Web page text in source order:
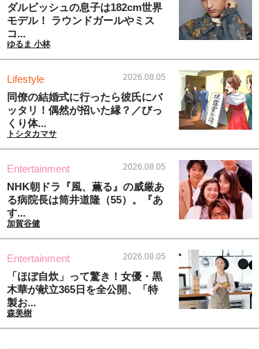
ダルビッシュの息子は182cm世界
モデル！ ラウンドガールやミス
コ...
ゆるま 小林
Lifestyle 2026.08.05
同僚の結婚式に行ったら彼氏にバ
ッタリ！偶然が招いた縁？／びっ
くり体...
トシタカマサ
Entertainment 2026.08.05
NHK朝ドラ『風、薫る』の威厳あ
る病院長は筒井道隆（55）。『あ
す...
加賀谷健
Entertainment 2026.08.05
「ほぼ自炊」って驚き！女優・黒
木華が献立365日を全公開、「特
製お...
森美樹